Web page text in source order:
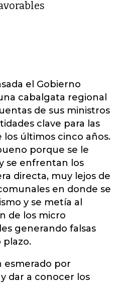
el Gobierno
cabalgata regional
de sus ministros
clave para las
los últimos cinco años.
porque se le
se enfrentan los
directa, muy lejos de
en donde se
y se metía al
de los micro
generando falsas
plazo.
esmerado por
dar a conocer los